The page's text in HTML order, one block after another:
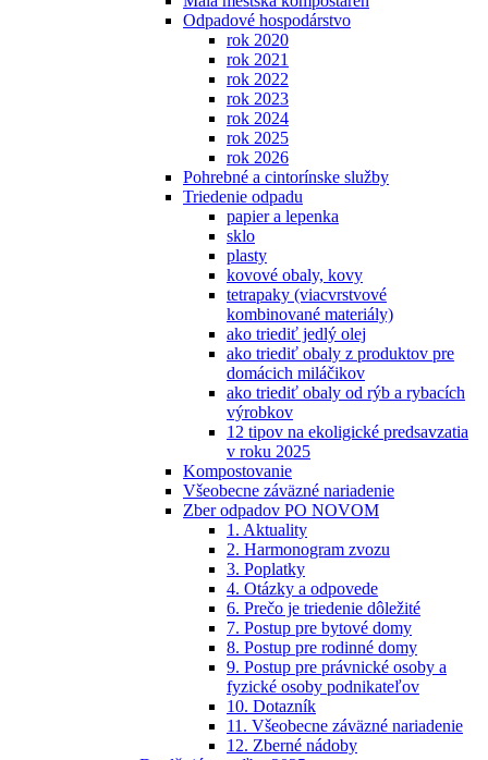
Odpadové hospodárstvo
rok 2020
rok 2021
rok 2022
rok 2023
rok 2024
rok 2025
rok 2026
Pohrebné a cintorínske služby
Triedenie odpadu
papier a lepenka
sklo
plasty
kovové obaly, kovy
tetrapaky (viacvrstvové
kombinované materiály)
ako triediť jedlý olej
ako triediť obaly z produktov pre
domácich miláčikov
ako triediť obaly od rýb a rybacích
výrobkov
12 tipov na ekoligické predsavzatia
v roku 2025
Kompostovanie
Všeobecne záväzné nariadenie
Zber odpadov PO NOVOM
1. Aktuality
2. Harmonogram zvozu
3. Poplatky
4. Otázky a odpovede
6. Prečo je triedenie dôležité
7. Postup pre bytové domy
8. Postup pre rodinné domy
9. Postup pre právnické osoby a
fyzické osoby podnikateľov
10. Dotazník
11. Všeobecne záväzné nariadenie
12. Zberné nádoby